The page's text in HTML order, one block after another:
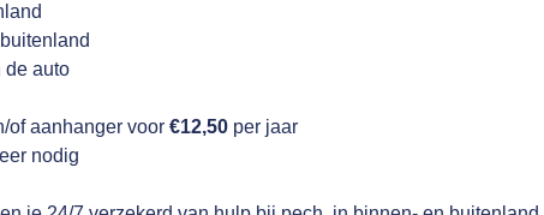
de auto
of aanhanger voor€12,50 per jaar
nodig